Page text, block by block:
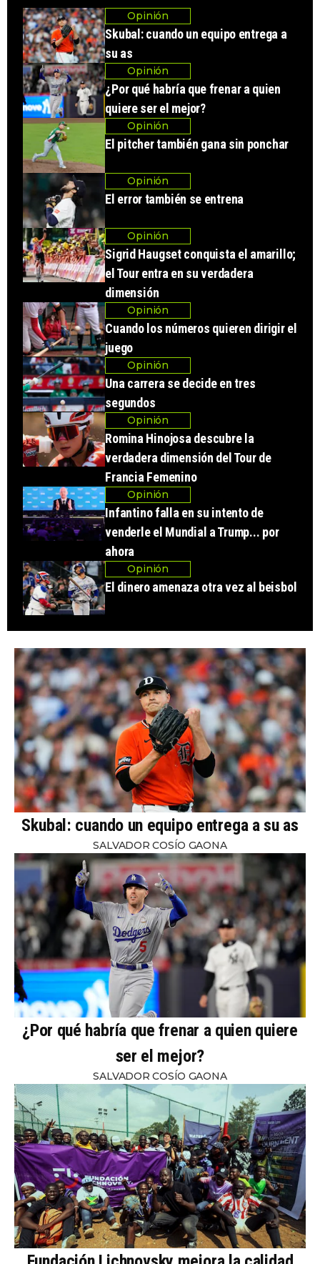
Opinión
Skubal: cuando un equipo entrega a
su as
Opinión
¿Por qué habría que frenar a quien
quiere ser el mejor?
Opinión
El pitcher también gana sin ponchar
Opinión
El error también se entrena
Opinión
Sigrid Haugset conquista el amarillo;
el Tour entra en su verdadera
dimensión
Opinión
Cuando los números quieren dirigir el
juego
Opinión
Una carrera se decide en tres
segundos
Opinión
Romina Hinojosa descubre la
verdadera dimensión del Tour de
Francia Femenino
Opinión
Infantino falla en su intento de
venderle el Mundial a Trump... por
ahora
Opinión
El dinero amenaza otra vez al beisbol
Skubal: cuando un equipo entrega a su as
SALVADOR COSÍO GAONA
¿Por qué habría que frenar a quien quiere
ser el mejor?
SALVADOR COSÍO GAONA